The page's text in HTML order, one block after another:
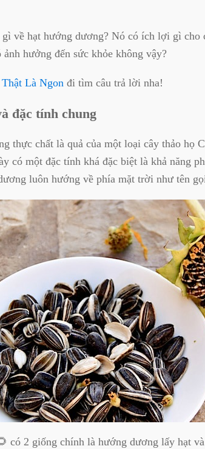
về hạt hướng dương? Nó có ích lợi gì cho
hưởng đến sức khỏe không vậy?
Thật Là Ngon đi tìm câu trả lời nha!
đặc tính chung
thực chất là quả của một loại cây thảo họ
có một đặc tính khá đặc biệt là khả năng
luôn hướng về phía mặt trời như tên
có 2 giống chính là hướng dương lấy hạt